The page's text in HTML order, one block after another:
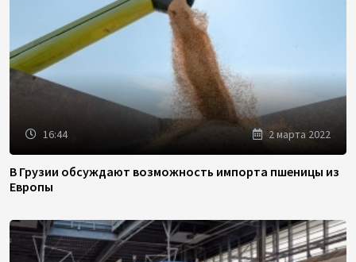
16:44 2 марта 2022
В Грузии обсуждают возможность импорта пшеницы из
Европы